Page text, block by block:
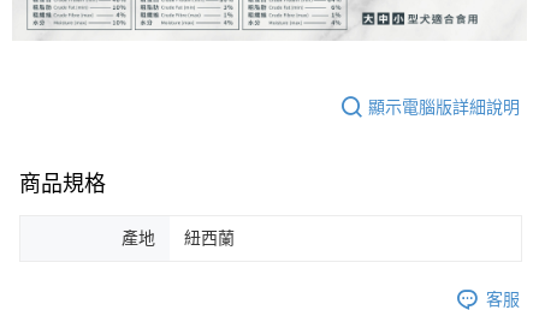
顯示電腦版詳細說明
商品規格
產地 紐西蘭
客服